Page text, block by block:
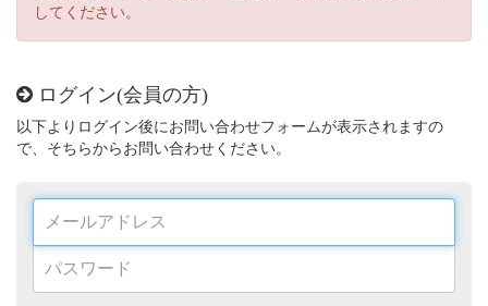
してください。
ログイン(会員の方)
以下よりログイン後にお問い合わせフォームが表示されますの
で、そちらからお問い合わせください。